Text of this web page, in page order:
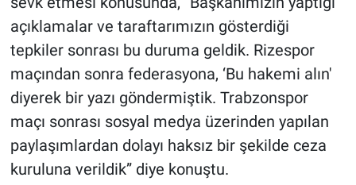
açıklamalar ve taraftarımızın gösterdiği
tepkiler sonrası bu duruma geldik. Rizespor
maçından sonra federasyona, ‘Bu hakemi alın'
diyerek bir yazı göndermiştik. Trabzonspor
maçı sonrası sosyal medya üzerinden yapılan
paylaşımlardan dolayı haksız bir şekilde ceza
kuruluna verildik” diye konuştu.